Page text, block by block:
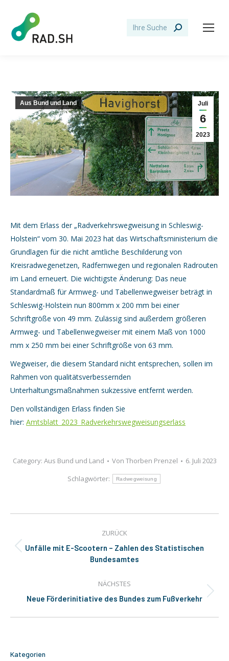
Search:
Juli
6
2023
Aus Bund und Land
Mit dem Erlass der „Radverkehrswegweisung in Schleswig-
Holstein“ vom 30. Mai 2023 hat das Wirtschaftsministerium die
Grundlagen für die nicht amtliche Beschilderung von
Kreisradwegenetzen, Radfernwegen und regionalen Radrouten
im Land erneuert. Die wichtigste Änderung: Das neue
Standardmaß für Armweg- und Tabellenwegweiser beträgt in
Schleswig-Holstein nun 800mm x 200 mm bei einer
Schriftgröße von 49 mm. Zulässig sind außerdem größeren
Armweg- und Tabellenwegweiser mit einem Maß von 1000
mm x 250 mm bei einer Schriftgröße von 63 mm.
Wegweiser, die diesem Standard nicht entsprechen, sollen im
Rahmen von qualitätsverbessernden
Unterhaltungsmaßnahmen sukzessive entfernt werden.
Den vollständigen Erlass finden Sie
hier: Amtsblatt_2023_Radverkehrswegweisungserlass
Category: Aus Bund und Land Von Thorben Prenzel
6. Juli 2023
Schlagwörter:
Radwegweisung
ZURÜCK
Vorheriger
Beitrag:
Unfälle mit E-Scootern – Zahlen des Statistischen
Bundesamtes
NÄCHSTES
Nächster
Neue Förderinitiative des Bundes zum Fußverkehr
Kategorien